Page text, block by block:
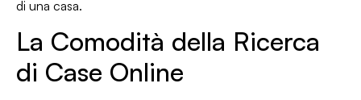
di una casa.
La Comodità della Ricerca
di Case Online